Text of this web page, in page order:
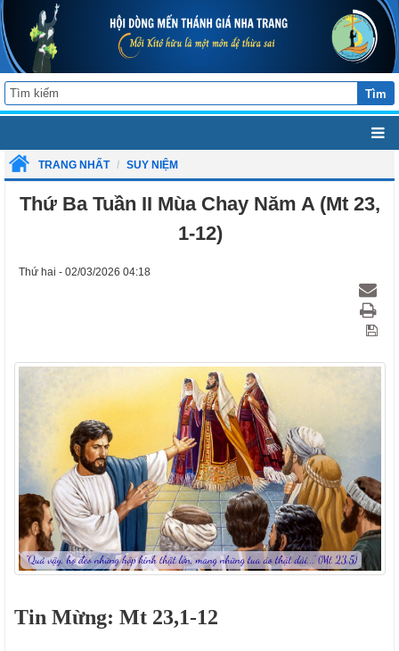
Tìm
TRANG NHẤT SUY NIỆM
Thứ Ba Tuần II Mùa Chay Năm A (Mt 23,
1-12)
Thứ hai - 02/03/2026 04:18
Tin Mừng: Mt 23,1-12